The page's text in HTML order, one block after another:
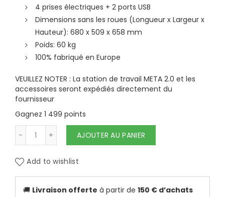
4 prises électriques + 2 ports USB
Dimensions sans les roues (Longueur x Largeur x
Hauteur): 680 x 509 x 658 mm
Poids: 60 kg
100% fabriqué en Europe
VEUILLEZ NOTER : La station de travail META 2.0 et les
accessoires seront expédiés directement du
fournisseur
Gagnez 1 499 points
quantité de SERVANTE META WORKSTATION
AJOUTER AU PANIER
Add to wishlist
🚚 Livraison offerte à partir de 150 € d’achats